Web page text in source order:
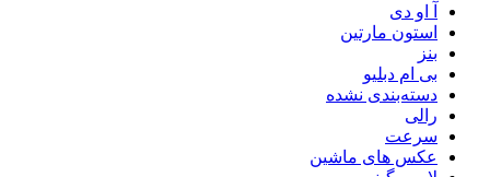
آ او دی
استون مارتین
بنز
بی ام دبلیو
دسته‌بندی نشده
رالی
سرعت
عکس های ماشین